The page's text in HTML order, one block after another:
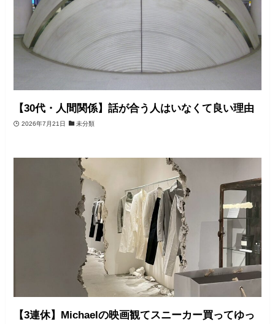
【30代・人間関係】話が合う人はいなくて良い理由
2026年7月21日 未分類
【3連休】Michaelの映画観てスニーカー買ってゆっ